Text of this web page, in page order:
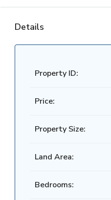
Details
Property ID:
Price:
Property Size:
Land Area:
Bedrooms: